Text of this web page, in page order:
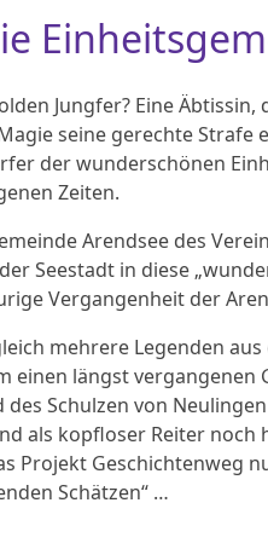
Jungfer? Eine
seine gerechte Strafe
der wunderschönen
Zeiten.
Arendsee des
Seestadt in diese
Vergangenheit der
mehrere Legenden
einen längst vergangenen
Schulzen von
als kopfloser Reiter noch
Projekt Geschichtenweg
Schätzen“ …